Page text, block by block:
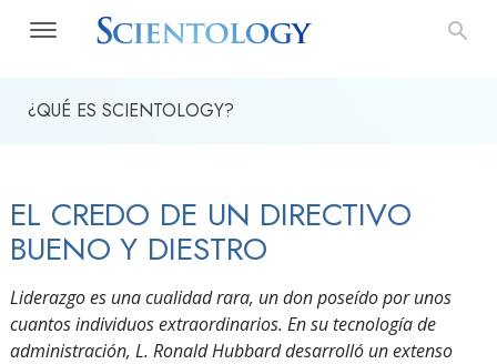
¿QUÉ ES SCIENTOLOGY?
EL CREDO DE UN DIRECTIVO
BUENO Y DIESTRO
Liderazgo es una cualidad rara, un don poseído por unos
cuantos individuos extraordinarios. En su tecnología de
administración, L. Ronald Hubbard desarrolló un extenso